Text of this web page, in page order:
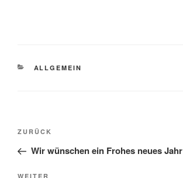
KATEGORIEN
ALLGEMEIN
Beitragsnavigation
Vorheriger
Beitrag
ZURÜCK
Wir wünschen ein Frohes neues Jahr
WEITER